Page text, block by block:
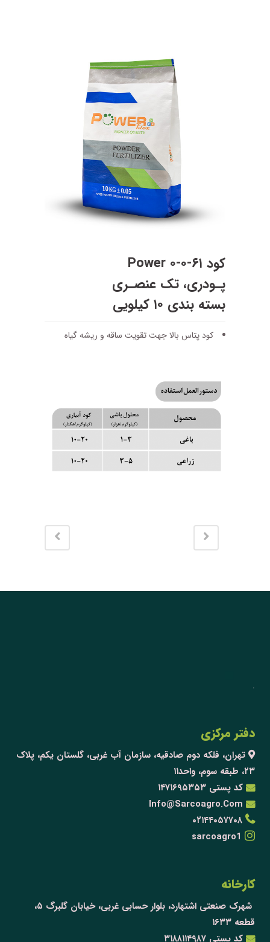
کود ۶۱-۰-۰ Power
پـودری، تک عنصـری
بسته بندی ۱۰ کیلویی
کود پتاس بالا جهت تقویت ساقه و ریشه گیاه
.
دفتر مرکزی
تهران، فلکه دوم صادقیه، سازمان آب غربی، گلستان یکم، پلاک
۲۳، طبقه سوم، واحد۱۱
کد پستی ۱۴۷۱۶۹۵۳۵۳
کارخانه
شهرک صنعتی اشتهارد، بلوار حسابی غربی، خیابان گلبرگ ۵،
قطعه ۱۶۳۳
کد پستی ۳۱۸۸۱۱۴۹۸۷